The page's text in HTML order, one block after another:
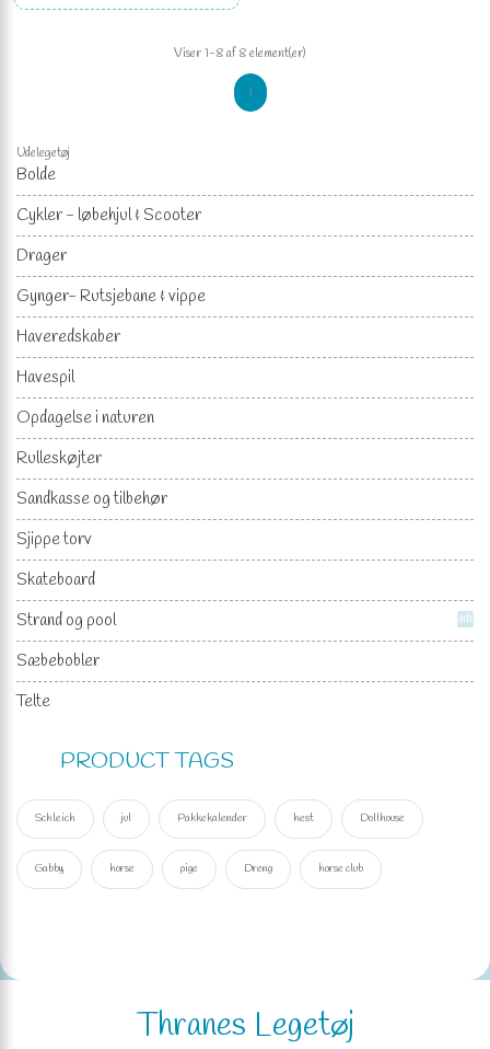
Udelegetøj
Bolde
Cykler - løbehjul & Scooter
Drager
Gynger- Rutsjebane & vippe
Haveredskaber
Havespil
Opdagelse i naturen
Rulleskøjter
Sandkasse og tilbehør
Sjippe torv
Skateboard
Strand og pool
add
Sæbebobler
Telte
PRODUCT TAGS
Schleich jul Pakkekalender hest Dollhouse
Gabby horse pige Dreng horse club
Viser 1-8 af 8 element(er)
1
Thranes Legetøj